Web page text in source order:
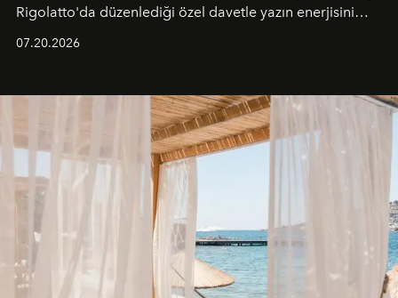
Rigolatto'da düzenlediği özel davetle yazın enerjisini
07.20.2026